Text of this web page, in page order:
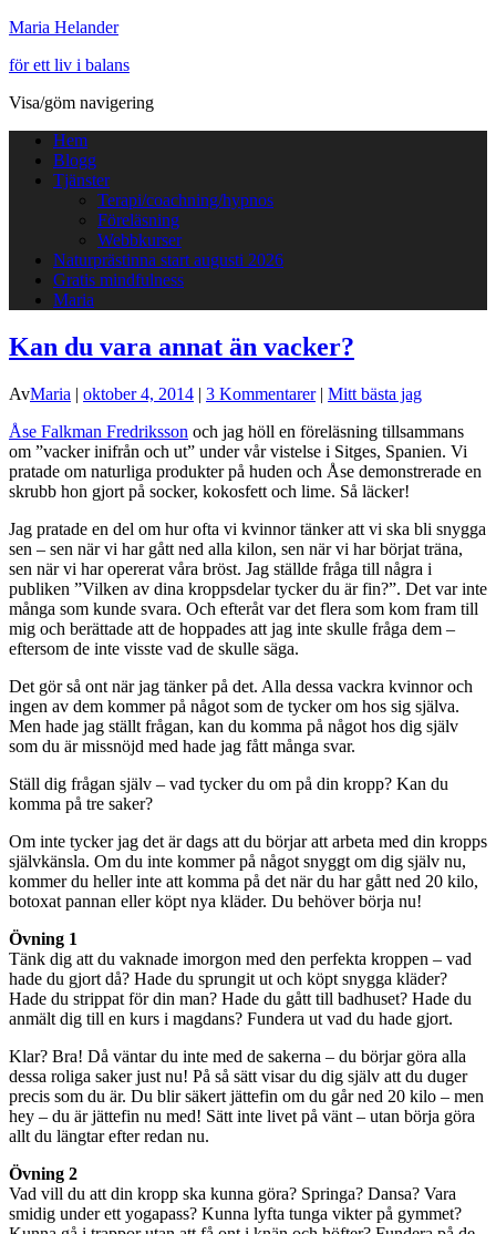
Maria Helander
för ett liv i balans
Visa/göm navigering
Hem
Blogg
Tjänster
Terapi/coachning/hypnos
Föreläsning
Webbkurser
Naturprästinna start augusti 2026
Gratis mindfulness
Maria
Kan du vara annat än vacker?
AvMaria | oktober 4, 2014 | 3 Kommentarer| Mitt bästa jag
Åse Falkman Fredriksson och jag höll en föreläsning tillsammans
om ”vacker inifrån och ut” under vår vistelse i Sitges, Spanien. Vi
pratade om naturliga produkter på huden och Åse demonstrerade en
skrubb hon gjort på socker, kokosfett och lime. Så läcker!
Jag pratade en del om hur ofta vi kvinnor tänker att vi ska bli snygga
sen – sen när vi har gått ned alla kilon, sen när vi har börjat träna,
sen när vi har opererat våra bröst. Jag ställde fråga till några i
publiken ”Vilken av dina kroppsdelar tycker du är fin?”. Det var inte
många som kunde svara. Och efteråt var det flera som kom fram till
mig och berättade att de hoppades att jag inte skulle fråga dem –
eftersom de inte visste vad de skulle säga.
Det gör så ont när jag tänker på det. Alla dessa vackra kvinnor och
ingen av dem kommer på något som de tycker om hos sig själva.
Men hade jag ställt frågan, kan du komma på något hos dig själv
som du är missnöjd med hade jag fått många svar.
Ställ dig frågan själv – vad tycker du om på din kropp? Kan du
komma på tre saker?
Om inte tycker jag det är dags att du börjar att arbeta med din kropps
självkänsla. Om du inte kommer på något snyggt om dig själv nu,
kommer du heller inte att komma på det när du har gått ned 20 kilo,
botoxat pannan eller köpt nya kläder. Du behöver börja nu!
Övning 1
Tänk dig att du vaknade imorgon med den perfekta kroppen – vad
hade du gjort då? Hade du sprungit ut och köpt snygga kläder?
Hade du strippat för din man? Hade du gått till badhuset? Hade du
anmält dig till en kurs i magdans? Fundera ut vad du hade gjort.
Klar? Bra! Då väntar du inte med de sakerna – du börjar göra alla
dessa roliga saker just nu! På så sätt visar du dig själv att du duger
precis som du är. Du blir säkert jättefin om du går ned 20 kilo – men
hey – du är jättefin nu med! Sätt inte livet på vänt – utan börja göra
allt du längtar efter redan nu.
Övning 2
Vad vill du att din kropp ska kunna göra? Springa? Dansa? Vara
smidig under ett yogapass? Kunna lyfta tunga vikter på gymmet?